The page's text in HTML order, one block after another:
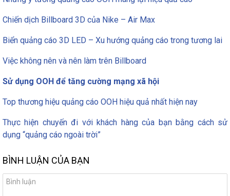
Chiến dịch Billboard 3D của Nike – Air Max
Biển quảng cáo 3D LED – Xu hướng quảng cáo trong tương lai
Việc không nên và nên làm trên Billboard
Sử dụng OOH để tăng cường mạng xã hội
Top thương hiệu quảng cáo OOH hiệu quả nhất hiện nay
Thực hiện chuyến đi với khách hàng của bạn bằng cách sử
dụng “quảng cáo ngoài trời”
BÌNH LUẬN CỦA BẠN